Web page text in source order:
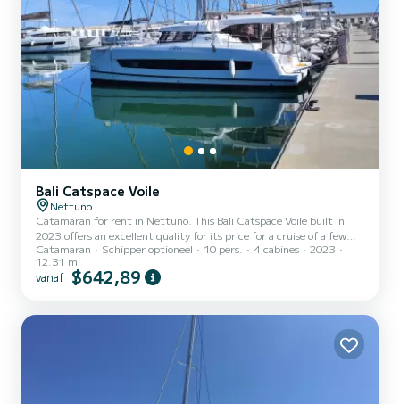
Bali Catspace Voile
Nettuno
Catamaran for rent in Nettuno. This Bali Catspace Voile built in
2023 offers an excellent quality for its price for a cruise of a few
days or even a few weeks. The boat has 4 cabins with all comfort
and a capacity of 10 people. With an overall length of 12 meters, it
will be your best ally to spend an exceptional vacation on the water
Catamaran Schipper optioneel 10 pers. 4 cabines
2023
12.31 m
vanaf $642,89